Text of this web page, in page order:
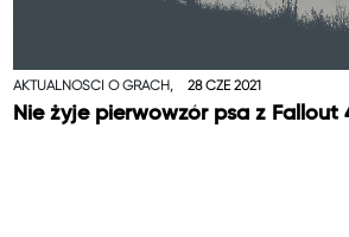
AKTUALNOŚCI O GRACH, 28 CZE 2021
Nie żyje pierwowzór psa z Fallout